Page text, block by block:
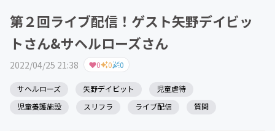
第２回ライブ配信！ゲスト矢野デイビッ
トさん&サヘルローズさん
2022/04/25 21:38 0 0 0
サヘルローズ 矢野デイビット
児童虐待
児童養護施設
スリフラ ライブ配信 質問